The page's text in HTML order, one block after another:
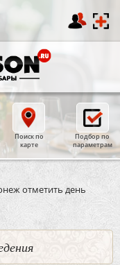
Поиск по
карте
Подбор по
параметрам
отметить день